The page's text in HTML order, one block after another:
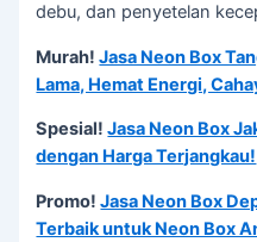
debu, dan penyetelan
Murah!Jasa Neon Box
Lama, Hemat Energi,
Spesial!Jasa Neon Box
dengan Harga Terjangkau!
Promo!Jasa Neon Box
Terbaik untuk Neon Box